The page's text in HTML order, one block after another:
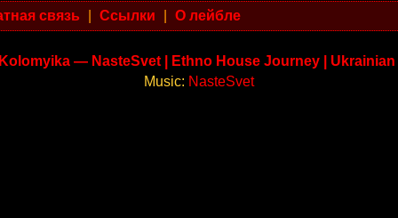
связь Ссылки О лейбле
— NasteSvet | Ethno House Journey |
Music: NasteSvet